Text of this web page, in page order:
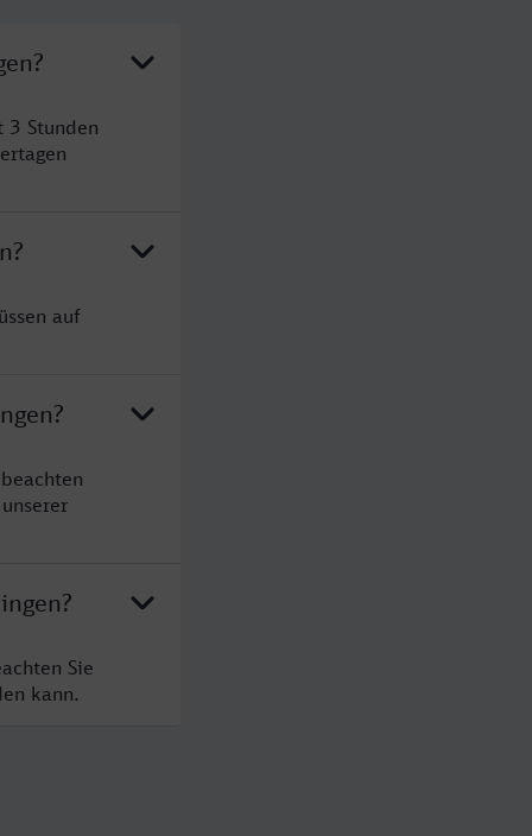
3 Stunden
auf
Sie
kann.